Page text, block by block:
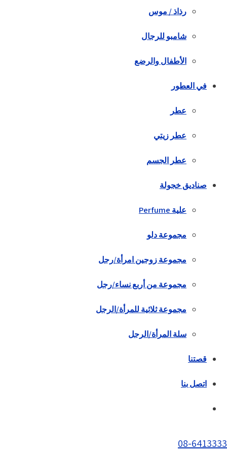
رذاذ / موس
شامبو للرجال
الأطفال والرضع
في العطور
عطر
عطر زيتي
عطر الجسم
صناديق خجولة
علية Perfume
مجموعة دلو
مجموعة زوجين امرأة/رجل
مجموعة من أربع نساء/رجل
مجموعة ثلاثية للمرأة/الرجل
سلة المرأة/الرجل
قصتنا
اتصل بنا
08-6413333